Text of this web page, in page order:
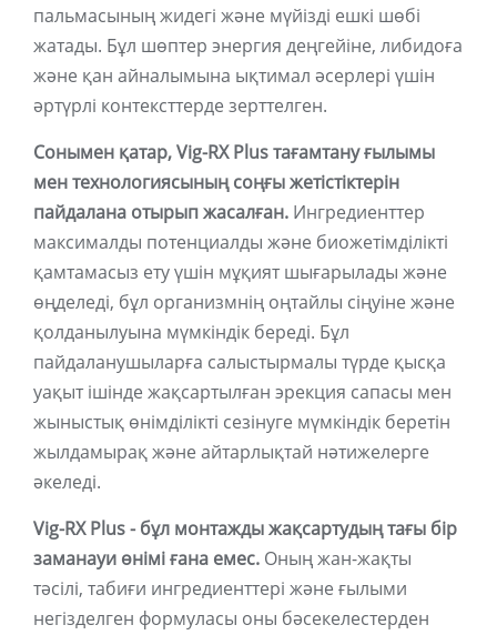
пальмасының жидегі және мүйізді ешкі шөбі
жатады. Бұл шөптер энергия деңгейіне, либидоға
және қан айналымына ықтимал әсерлері үшін
әртүрлі контексттерде зерттелген.
Сонымен қатар, Vig-RX Plus тағамтану ғылымы
мен технологиясының соңғы жетістіктерін
пайдалана отырып жасалған. Ингредиенттер
максималды потенциалды және биожетімділікті
қамтамасыз ету үшін мұқият шығарылады және
өңделеді, бұл организмнің оңтайлы сіңуіне және
қолданылуына мүмкіндік береді. Бұл
пайдаланушыларға салыстырмалы түрде қысқа
уақыт ішінде жақсартылған эрекция сапасы мен
жыныстық өнімділікті сезінуге мүмкіндік беретін
жылдамырақ және айтарлықтай нәтижелерге
әкеледі.
Vig-RX Plus - бұл монтажды жақсартудың тағы бір
заманауи өнімі ғана емес. Оның жан-жақты
тәсілі, табиғи ингредиенттері және ғылыми
негізделген формуласы оны бәсекелестерден